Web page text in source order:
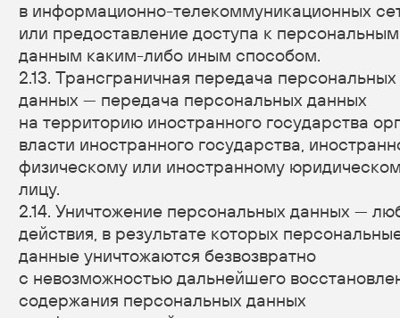
законодательством РФ;
— отвечать на обращения и запросы субъектов
персональных данных и их законных
представителей в соответствии с требованиями
Закона о персональных данных;
— сообщать в уполномоченный орган по защите
прав субъектов персональных данных по запросу
этого органа необходимую информацию в течение
10 дней с даты получения такого запроса;
— публиковать или иным образом обеспечивать
неограниченный доступ к настоящей Политике
в отношении обработки персональных данных;
— принимать правовые, организационные
и технические меры для защиты персональных
данных от неправомерного или случайного
доступа к ним, уничтожения, изменения,
блокирования, копирования, предоставления,
распространения персональных данных, а также
от иных неправомерных действий в отношении